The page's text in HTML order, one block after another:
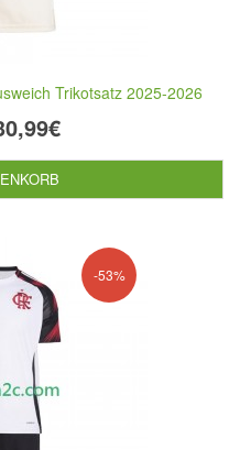
Trikotsatz 2025-2026
-53%